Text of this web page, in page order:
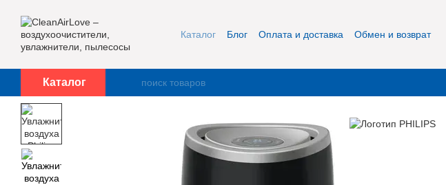
Каталог Блог Оплата и доставка
Обмен и возврат
Каталог